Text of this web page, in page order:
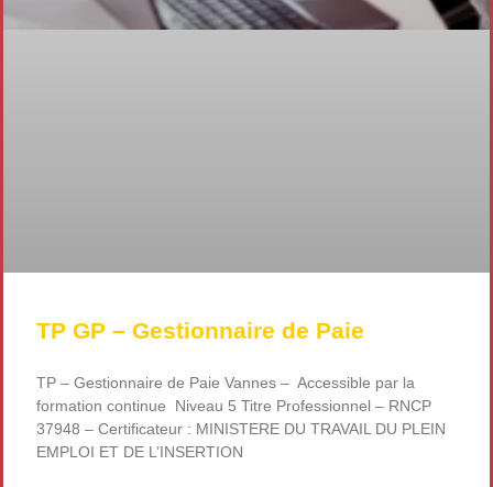
TP GP – Gestionnaire de Paie
TP – Gestionnaire de Paie Vannes – Accessible par la
formation continue Niveau 5 Titre Professionnel – RNCP
37948 – Certificateur : MINISTERE DU TRAVAIL DU PLEIN
EMPLOI ET DE L’INSERTION